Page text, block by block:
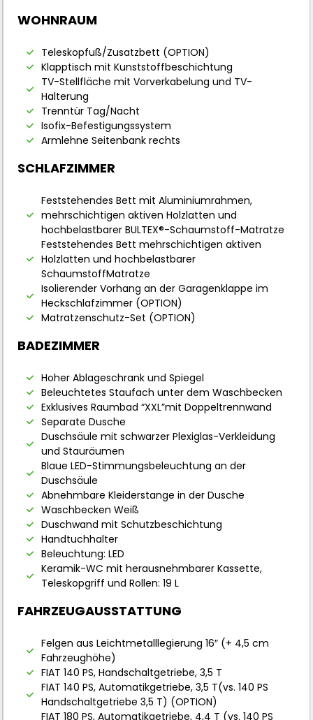
WOHNRAUM
Teleskopfuß/Zusatzbett (OPTION)
Klapptisch mit Kunststoffbeschichtung
TV-Stellfläche mit Vorverkabelung und TV-
Halterung
Trenntür Tag/Nacht
Isofix-Befestigungssystem
Armlehne Seitenbank rechts
SCHLAFZIMMER
Feststehendes Bett mit Aluminiumrahmen,
mehrschichtigen aktiven Holzlatten und
hochbelastbarer BULTEX®-Schaumstoff-Matratze
Feststehendes Bett mehrschichtigen aktiven
Holzlatten und hochbelastbarer
SchaumstoffMatratze
Isolierender Vorhang an der Garagenklappe im
Heckschlafzimmer (OPTION)
Matratzenschutz-Set (OPTION)
BADEZIMMER
Hoher Ablageschrank und Spiegel
Beleuchtetes Staufach unter dem Waschbecken
Exklusives Raumbad “XXL”mit Doppeltrennwand
Separate Dusche
Duschsäule mit schwarzer Plexiglas-Verkleidung
und Stauräumen
Blaue LED-Stimmungsbeleuchtung an der
Duschsäule
Abnehmbare Kleiderstange in der Dusche
Waschbecken Weiß
Duschwand mit Schutzbeschichtung
Handtuchhalter
Beleuchtung: LED
Keramik-WC mit herausnehmbarer Kassette,
Teleskopgriff und Rollen: 19 L
FAHRZEUGAUSSTATTUNG
Felgen aus Leichtmetalllegierung 16″ (+ 4,5 cm
Fahrzeughöhe)
FIAT 140 PS, Handschaltgetriebe, 3,5 T
FIAT 140 PS, Automatikgetriebe, 3,5 T(vs. 140 PS
Handschaltgetriebe 3,5 T) (OPTION)
FIAT 180 PS, Automatikgetriebe, 4,4 T (vs. 140 PS